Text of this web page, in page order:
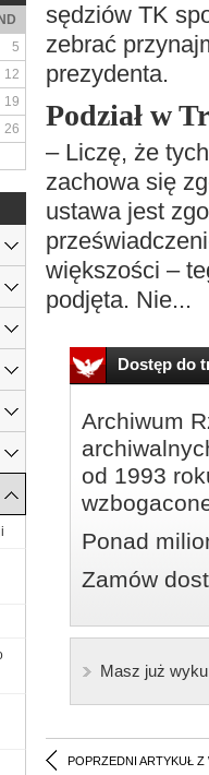
sędziów TK
zebrać
prezydenta.
Podział w
– Liczę, że
zachowa się
ustawa jest
większości –
podjęta. Nie...
Dostęp do
Archiwum
od 1993
Ponad
Zamów
Masz już
POPRZEDNI ARTYKUŁ Z
5
12
19
26